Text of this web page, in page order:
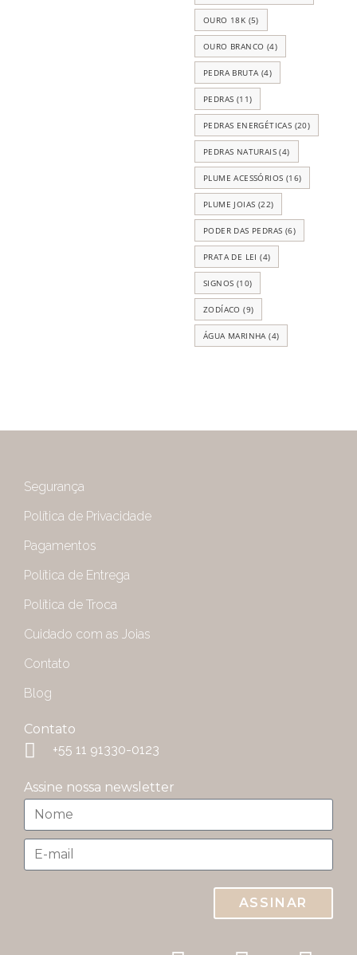
OURO 18K (5)
OURO BRANCO (4)
PEDRA BRUTA (4)
PEDRAS (11)
PEDRAS ENERGÉTICAS (20)
PEDRAS NATURAIS (4)
PLUME ACESSÓRIOS (16)
PLUME JOIAS (22)
PODER DAS PEDRAS (6)
PRATA DE LEI (4)
SIGNOS (10)
ZODÍACO (9)
ÁGUA MARINHA (4)
Segurança
Política de Privacidade
Pagamentos
Política de Entrega
Política de Troca
Cuidado com as Joias
Contato
Blog
Contato
+55 11 91330-0123
Assine nossa newsletter
ASSINAR